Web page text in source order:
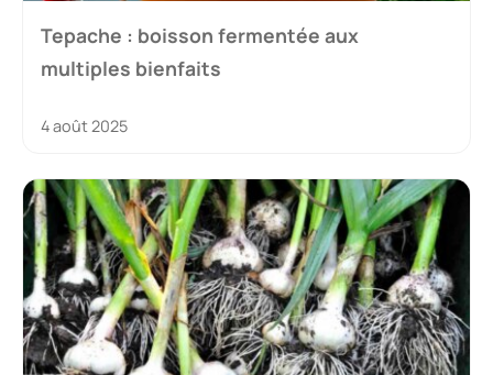
Tepache : boisson fermentée aux
multiples bienfaits
4 août 2025